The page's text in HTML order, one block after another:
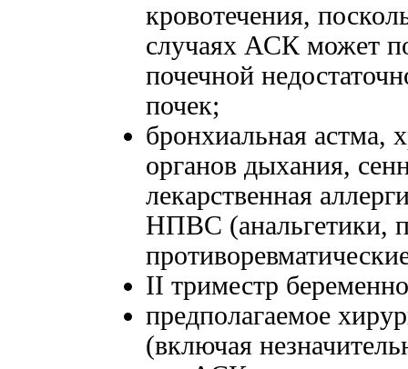
кровотечения,
случаях АСК может
почечной
почек;
бронхиальная астма,
органов дыхания,
лекарственная
НПВС (анальгетики,
II триместр
предполагаемое
(включая